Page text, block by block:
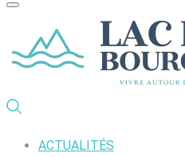
ACTUALITÉS